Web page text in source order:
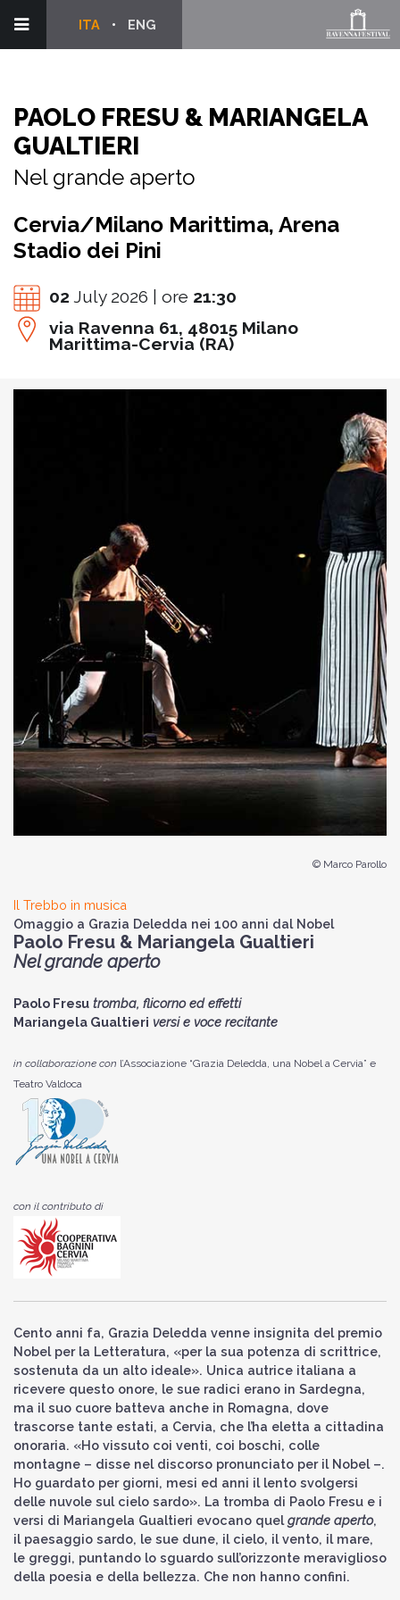
ENG
ITA
PAOLO FRESU & MARIANGELA
GUALTIERI
Nel grande aperto
Cervia/Milano Marittima, Arena
Stadio dei Pini
02 July 2026 | ore 21:30
via Ravenna 61, 48015 Milano
Marittima-Cervia (RA)
© Marco Parollo
Il Trebbo in musica
Omaggio a Grazia Deledda nei 100 anni dal Nobel
Paolo Fresu & Mariangela Gualtieri
Nel grande aperto
Paolo Fresu tromba, flicorno ed effetti
Mariangela Gualtieri versi e voce recitante
in collaborazione con l’Associazione “Grazia Deledda, una Nobel a Cervia” e
Teatro Valdoca
con il contributo di
Cento anni fa, Grazia Deledda venne insignita del premio
Nobel per la Letteratura, «per la sua potenza di scrittrice,
sostenuta da un alto ideale». Unica autrice italiana a
ricevere questo onore, le sue radici erano in Sardegna,
ma il suo cuore batteva anche in Romagna, dove
trascorse tante estati, a Cervia, che l’ha eletta a cittadina
onoraria. «Ho vissuto coi venti, coi boschi, colle
montagne – disse nel discorso pronunciato per il Nobel –.
Ho guardato per giorni, mesi ed anni il lento svolgersi
delle nuvole sul cielo sardo». La tromba di Paolo Fresu e i
versi di Mariangela Gualtieri evocano quelgrande aperto,
il paesaggio sardo, le sue dune, il cielo, il vento, il mare,
le greggi, puntando lo sguardo sull’orizzonte meraviglioso
della poesia e della bellezza. Che non hanno confini.